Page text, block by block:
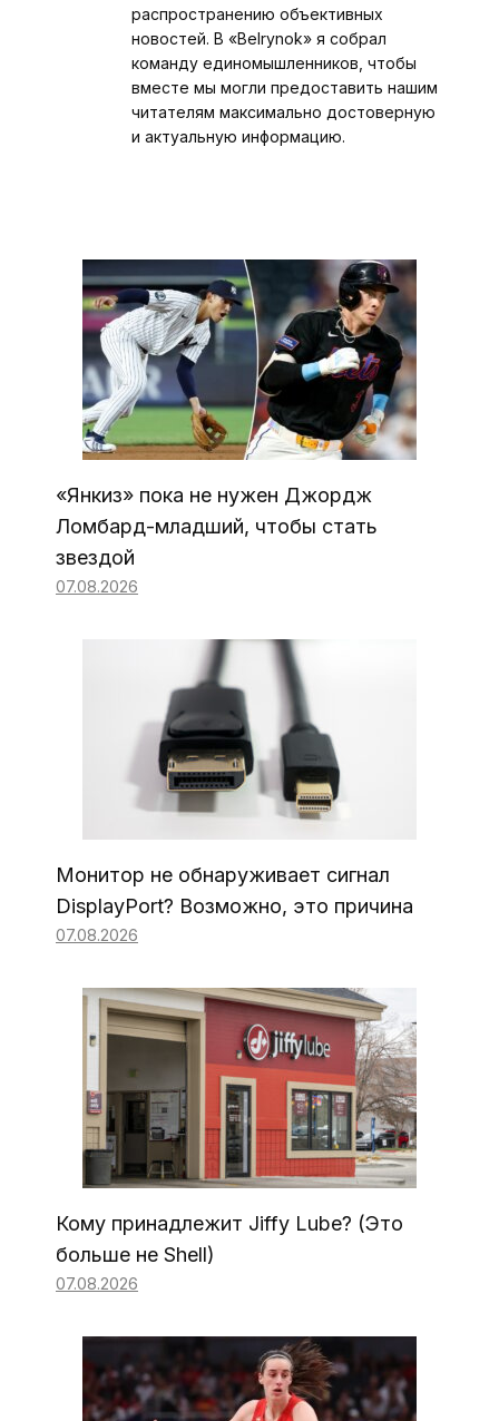
распространению объективных
новостей. В «Belrynok» я собрал
команду единомышленников, чтобы
вместе мы могли предоставить нашим
читателям максимально достоверную
и актуальную информацию.
«Янкиз» пока не нужен Джордж
Ломбард-младший, чтобы стать
звездой
07.08.2026
Монитор не обнаруживает сигнал
DisplayPort? Возможно, это причина
07.08.2026
Кому принадлежит Jiffy Lube? (Это
больше не Shell)
07.08.2026